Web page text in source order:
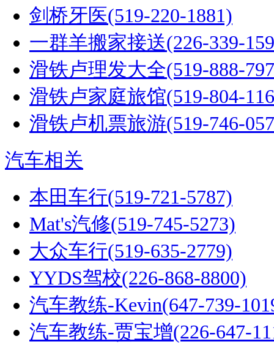
剑桥牙医(519-220-1881)
一群羊搬家接送(226-339-
滑铁卢理发大全(519-888-
滑铁卢家庭旅馆(519-804-
滑铁卢机票旅游(519-746-
汽车相关
本田车行(519-721-5787)
Mat's汽修(519-745-5273)
大众车行(519-635-2779)
YYDS驾校(226-868-8800)
汽车教练-Kevin(647-739-
汽车教练-贾宝增(226-647-